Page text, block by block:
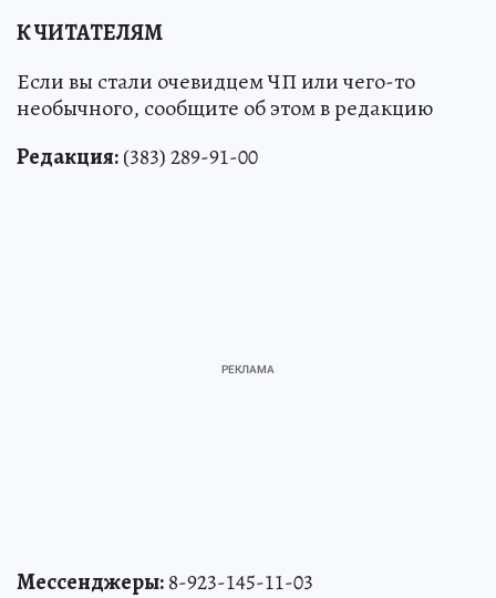
К ЧИТАТЕЛЯМ
Если вы стали очевидцем ЧП или чего-то
необычного, сообщите об этом в редакцию
Редакция:(383) 289-91-00
Мессенджеры:8-923-145-11-03